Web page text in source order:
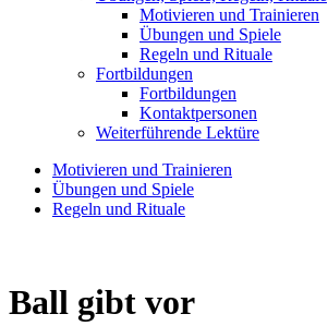
Motivieren und Trainieren
Übungen und Spiele
Regeln und Rituale
Fortbildungen
Fortbildungen
Kontaktpersonen
Weiterführende Lektüre
Motivieren und Trainieren
Übungen und Spiele
Regeln und Rituale
Ball gibt vor